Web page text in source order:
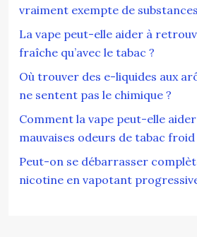
vraiment exempte de
La vape peut-elle aider à
fraîche qu’avec le tabac ?
Où trouver des e-liquides aux
ne sentent pas le chimique ?
Comment la vape peut-elle
mauvaises odeurs de tabac froid
Peut-on se débarrasser
nicotine en vapotant